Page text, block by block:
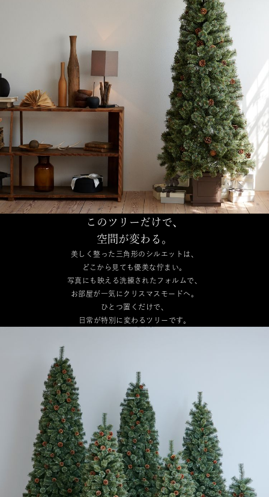
このツリーだけで、
空間が変わる。
美しく整った三角形のシルエットは、
どこから見ても優美な佇まい。
写真にも映える洗練されたフォルムで、
お部屋が一気にクリスマスモードへ。
ひとつ置くだけで、
日常が特別に変わるツリーです。